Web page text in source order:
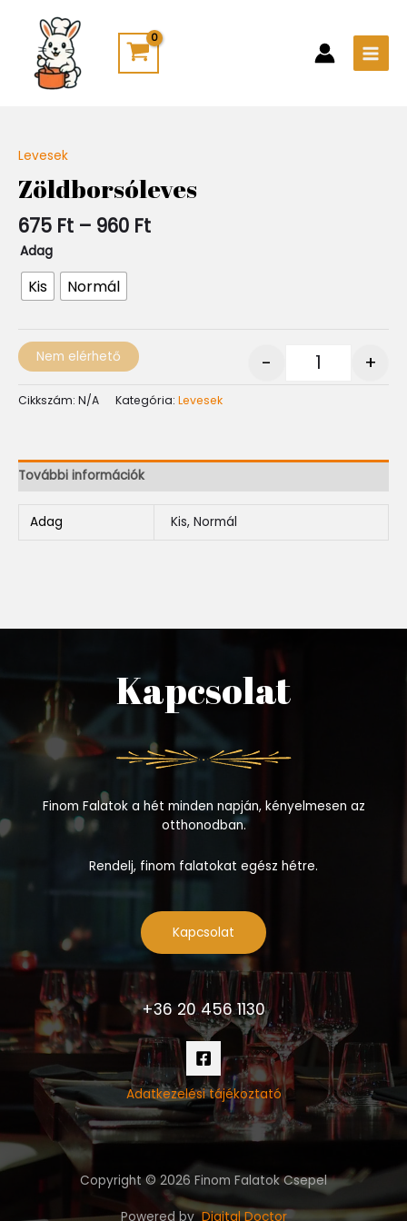
content
Levesek
Zöldborsóleves
675 Ft – 960 Ft
-
960 Ft
Adag
Kis Normál
- +
Nem elérhető
Cikkszám: N/A Kategória: Levesek
További információk
Adag Kis, Normál
Kapcsolat
Finom Falatok a hét minden napján, kényelmesen az
otthonodban.
Rendelj, finom falatokat egész hétre.
Kapcsolat
+36 20 456 1130
Adatkezelési tájékoztató
Copyright © 2026 Finom Falatok Csepel
Powered byDigital Doctor